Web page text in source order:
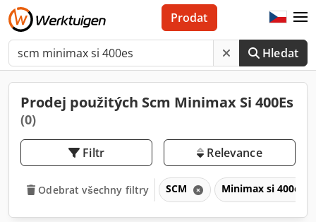
Hledat
Prodat
Prodej použitých Scm Minimax Si 400Es
(0)
Filtr Relevance
Odebrat všechny filtry SCM Minimax si 400es